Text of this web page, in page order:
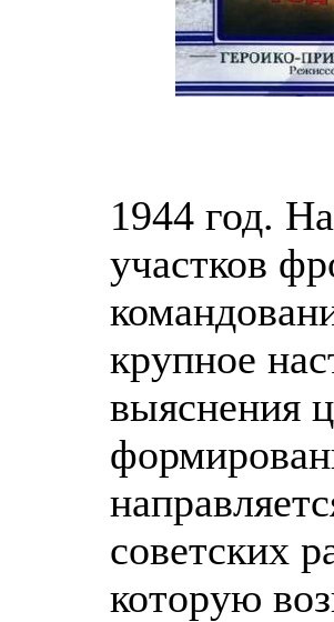
1944 год.
участков
крупное
выяснения
советских
которую